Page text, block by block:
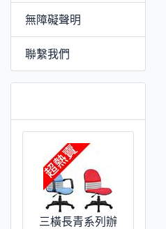
無障礙聲明
聯繫我們
三橫長青系列辦